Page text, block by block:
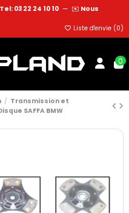
03 22 24 10 10 — ✉️ Nous
Liste d'envie (0)
0
Transmission et
SAFFA BMW